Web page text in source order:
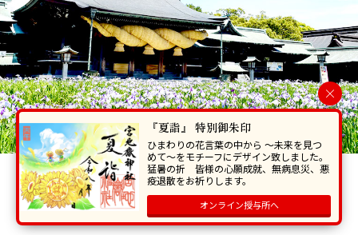
当ホームページで掲載の写真・イラスト等を無断で転写･複製することを
禁じます。
Copyright © Miyajidake Jinjya , All Rights Reserved.
×
『夏詣』 特別御朱印
ひまわりの花言葉の中から 〜未来を見つ
めて〜をモチーフにデザイン致しました。
猛暑の折 皆様の心願成就、無病息災、悪
疫退散をお祈りします。
オンライン授与所へ